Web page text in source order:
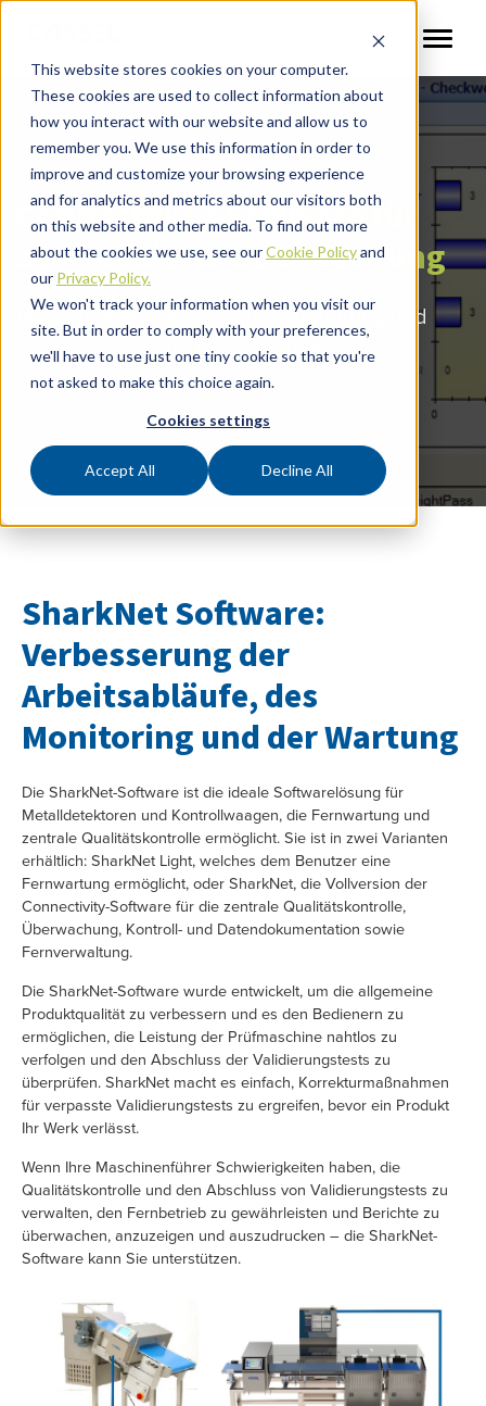
This website stores cookies on your computer.
These cookies are used to collect information about
how you interact with our website and allow us to
remember you. We use this information in order to
improve and customize your browsing experience
and for analytics and metrics about our visitors both
on this website and other media. To find out more
about the cookies we use, see ourCookie Policyand
our Privacy Policy.
We won't track your information when you visit our
site. But in order to comply with your preferences,
we'll have to use just one tiny cookie so that you're
not asked to make this choice again.
Cookies settings
Accept All Decline All
Connectivity-Software für
zentralisierte Überwachung
Vereinfachen Sie die Berichterstattung und
optimieren Sie die Kontrolle und
Datendokumentation.
SharkNet Software:
Verbesserung der
Arbeitsabläufe, des
Monitoring und der Wartung
Die SharkNet-Software ist die ideale Softwarelösung für
Metalldetektoren und Kontrollwaagen, die Fernwartung und
zentrale Qualitätskontrolle ermöglicht. Sie ist in zwei Varianten
erhältlich: SharkNet Light, welches dem Benutzer eine
Fernwartung ermöglicht, oder SharkNet, die Vollversion der
Connectivity-Software für die zentrale Qualitätskontrolle,
Überwachung, Kontroll- und Datendokumentation sowie
Fernverwaltung.
Die SharkNet-Software wurde entwickelt, um die allgemeine
Produktqualität zu verbessern und es den Bedienern zu
ermöglichen, die Leistung der Prüfmaschine nahtlos zu
verfolgen und den Abschluss der Validierungstests zu
überprüfen. SharkNet macht es einfach, Korrekturmaßnahmen
für verpasste Validierungstests zu ergreifen, bevor ein Produkt
Ihr Werk verlässt.
Wenn Ihre Maschinenführer Schwierigkeiten haben, die
Qualitätskontrolle und den Abschluss von Validierungstests zu
verwalten, den Fernbetrieb zu gewährleisten und Berichte zu
überwachen, anzuzeigen und auszudrucken – die SharkNet-
Software kann Sie unterstützen.